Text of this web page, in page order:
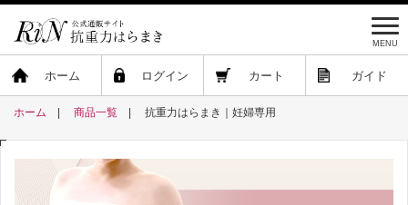
MENU
ホーム ログイン カート ガイド
ホーム 商品一覧 抗重力はらまき｜妊婦専用